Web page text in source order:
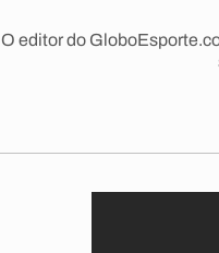
O editor do